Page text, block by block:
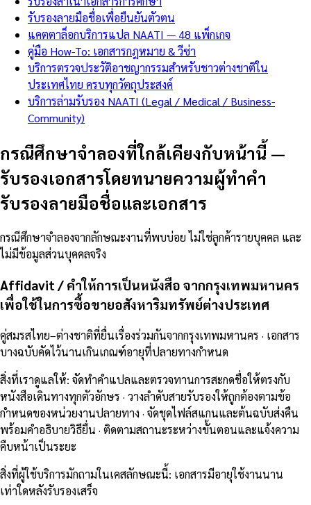
รับรองลายมือชื่อเพื่อยืนยันตัวตน
แคตตาล็อกบริการแปล NAATI — 48 แพ็กเกจ
คู่มือ How-To: เอกสารกฎหมาย & วีซ่า
บริการตรวจประวัติอาชญากรรมสำหรับชาวต่างชาติใน
ประเทศไทย ครบทุกวัตถุประสงค์
บริการล่ามรับรอง NAATI (Legal / Medical / Business-
Community)
กรณีศึกษาจำลองที่ใกล้เคียงกับหน้านี้ —
รับรองเอกสารโดยทนายความผู้ทำคำ
รับรองลายมือชื่อและเอกสาร
กรณีศึกษาจำลองจากลักษณะงานที่พบบ่อย ไม่ใช่ลูกค้ารายบุคคล และ
ไม่มีข้อมูลส่วนบุคคลจริง
Affidavit / คำให้การเป็นหนังสือ จากกรุงเทพมหานคร
เพื่อใช้ในการซื้อขายอสังหาริมทรัพย์ต่างประเทศ
คู่สมรสไทย–ต่างชาติที่ยื่นเรื่องร่วมกันจากกรุงเทพมหานคร · เอกสาร
บางฉบับคัดไว้นานเกินเกณฑ์อายุที่ปลายทางกำหนด
สิ่งที่เราดูแลให้: จัดทำคำแปลและตรวจทานการสะกดชื่อให้ตรงกับ
หนังสือเดินทางทุกตัวอักษร · วางลำดับสายรับรองให้ถูกต้องตามข้อ
กำหนดของหน่วยงานปลายทาง · จัดชุดไฟล์สแกนและต้นฉบับส่งคืน
พร้อมคำอธิบายวิธียื่น · ติดตามสถานะระหว่างขั้นตอนและแจ้งความ
คืบหน้าเป็นระยะ
สิ่งที่ผู้ใช้บริการมักถามในเคสลักษณะนี้: เอกสารมีอายุใช้งานนาน
เท่าใดหลังรับรองเสร็จ